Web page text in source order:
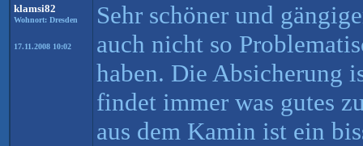
klamsi82
Wohnort: Dresden
17.11.2008 10:02
Sehr schöner und
auch nicht so
haben. Die Absicherung
findet immer was gutes
aus dem Kamin ist ein